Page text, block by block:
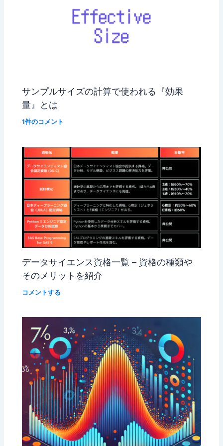
サンプルサイズの計算で使われる『効果
量』とは
1件のコメント
データサイエンス資格一覧 – 資格の種類や
そのメリットを紹介
コメントする